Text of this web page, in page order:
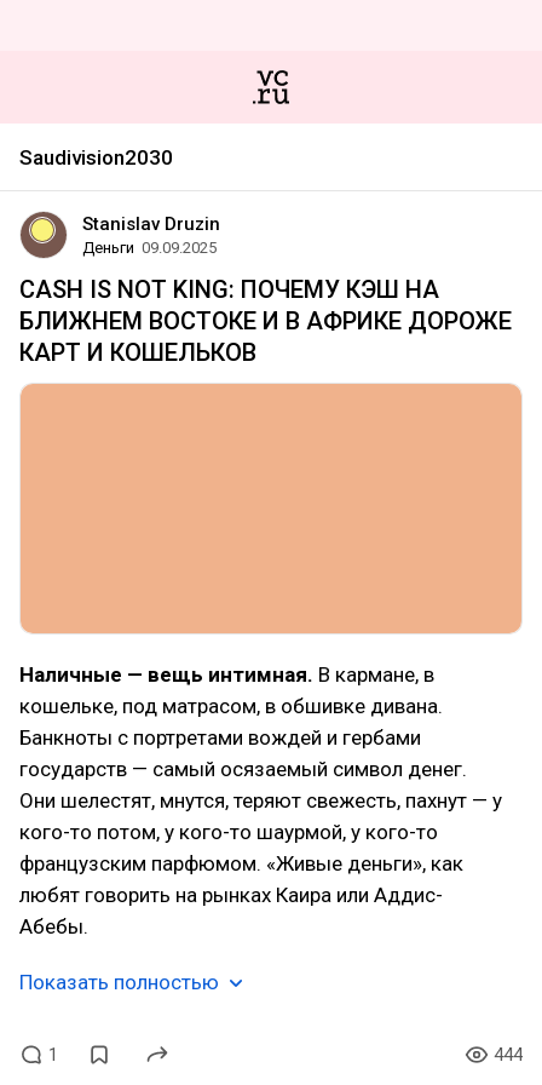
Saudivision2030
Stanislav Druzin
Деньги 09.09.2025
CASH IS NOT KING: ПОЧЕМУ КЭШ НА
БЛИЖНЕМ ВОСТОКЕ И В АФРИКЕ ДОРОЖЕ
КАРТ И КОШЕЛЬКОВ
Наличные — вещь интимная. В кармане, в
кошельке, под матрасом, в обшивке дивана.
Банкноты с портретами вождей и гербами
государств — самый осязаемый символ денег.
Они шелестят, мнутся, теряют свежесть, пахнут — у
кого-то потом, у кого-то шаурмой, у кого-то
французским парфюмом. «Живые деньги», как
любят говорить на рынках Каира или Аддис-
Абебы.
Показать полностью
1 444